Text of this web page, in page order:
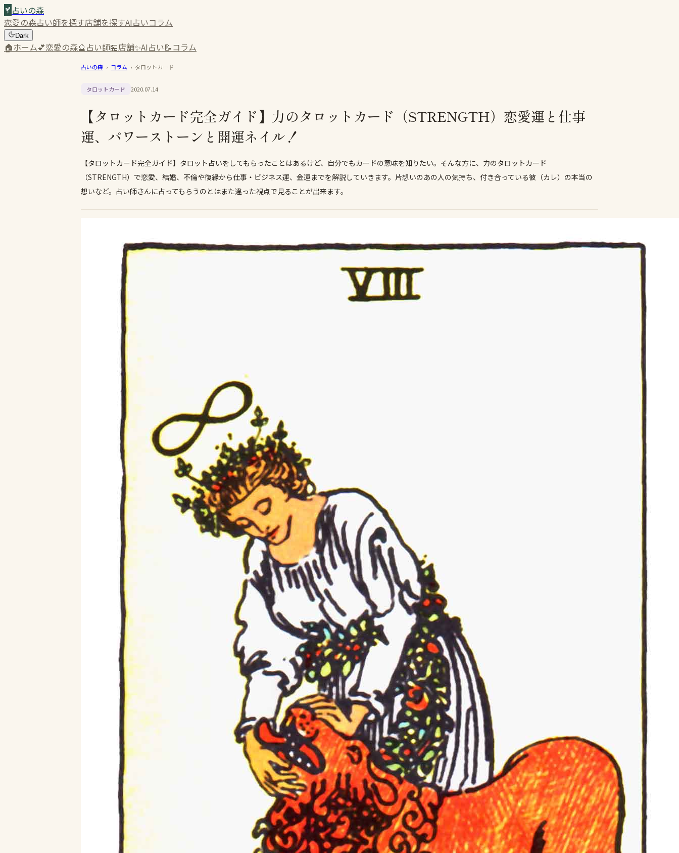
占いの森
恋愛の森占い師を探す店舗を探すAI占いコラム
Dark
🏠ホーム💕恋愛の森🔮占い師🏪店舗✨AI占い📝コラム
占いの森 › コラム › タロットカード
タロットカード 2020.07.14
【タロットカード完全ガイド】力のタロットカード（STRENGTH）恋愛運と仕事
運、パワーストーンと開運ネイル！
【タロットカード完全ガイド】タロット占いをしてもらったことはあるけど、自分でもカードの意味を知りたい。そんな方に、力のタロットカード
（STRENGTH）で恋愛、結婚、不倫や復縁から仕事・ビジネス運、金運までを解説していきます。片想いのあの人の気持ち、付き合っている彼（カレ）の本当の
想いなど。占い師さんに占ってもらうのとはまた違った視点で見ることが出来ます。